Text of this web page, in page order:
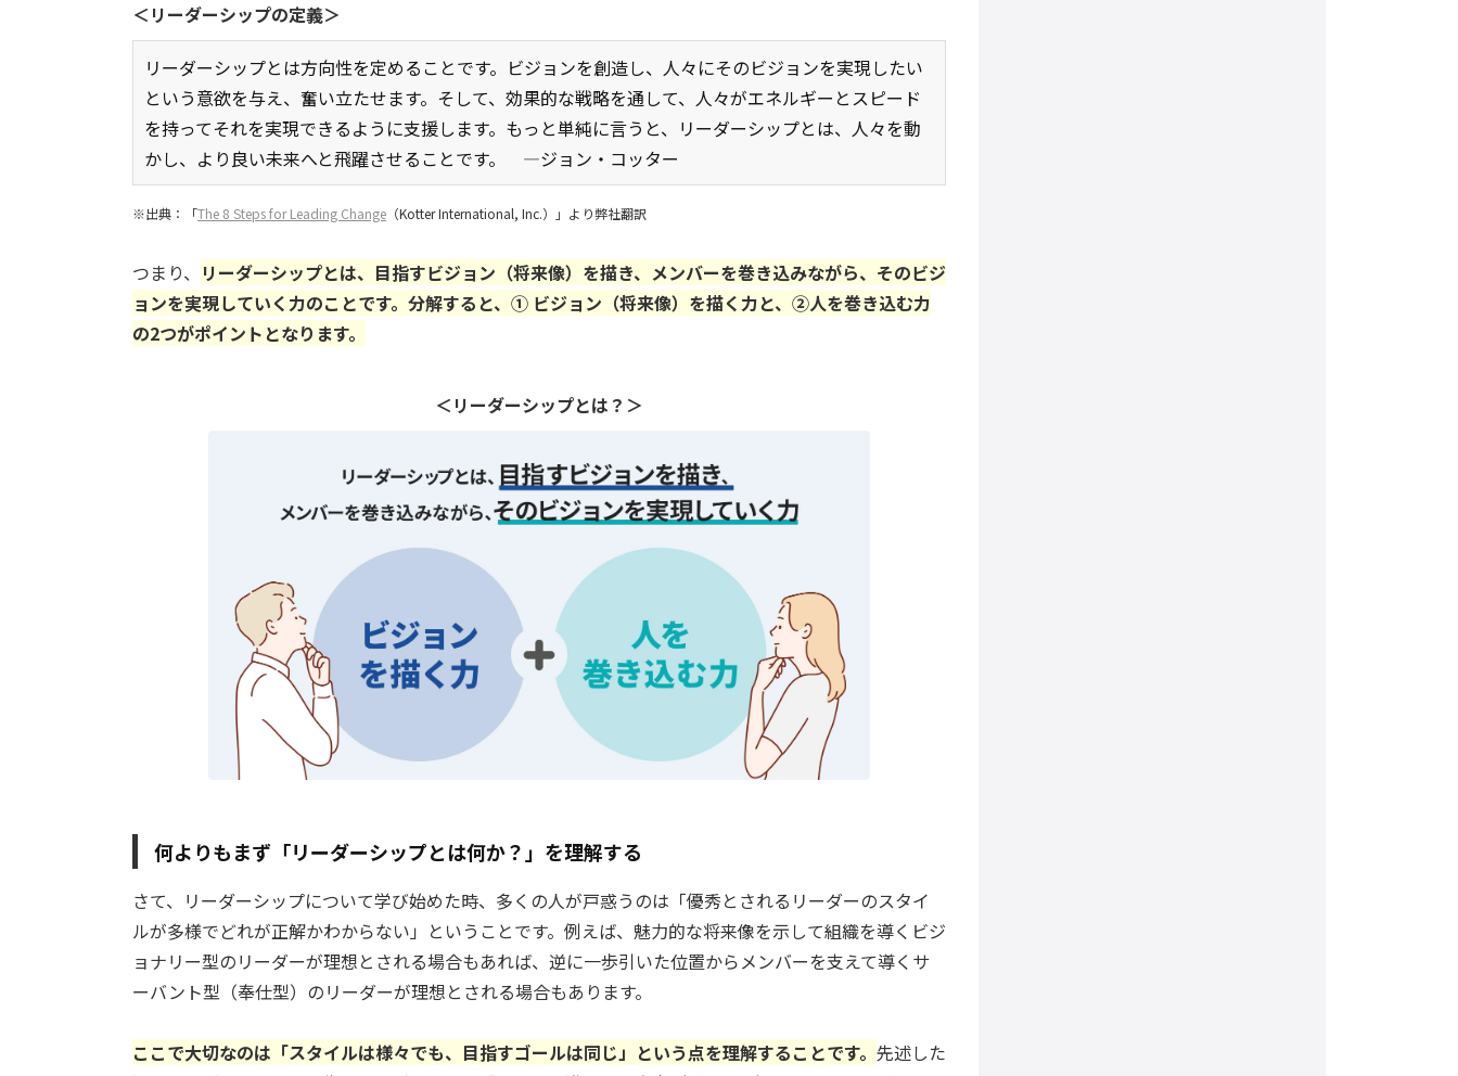
＜リーダーシップの定義＞
リーダーシップとは方向性を定めることです。ビジョンを創造し、人々にそのビジョンを実現したい
という意欲を与え、奮い立たせます。そして、効果的な戦略を通して、人々がエネルギーとスピード
を持ってそれを実現できるように支援します。もっと単純に言うと、リーダーシップとは、人々を動
かし、より良い未来へと飛躍させることです。 ―ジョン・コッター
※出典：「The 8 Steps for Leading Change （Kotter International, Inc.）」より弊社翻訳
つまり、 リーダーシップとは、目指すビジョン（将来像）を描き、メンバーを巻き込みながら、そのビジ
ョンを実現していく力のことです。分解すると、① ビジョン（将来像）を描く力と、②人を巻き込む力
の2つがポイントとなります。
＜リーダーシップとは？＞
何よりもまず「リーダーシップとは何か？」を理解する
さて、リーダーシップについて学び始めた時、多くの人が戸惑うのは「優秀とされるリーダーのスタイ
ルが多様でどれが正解かわからない」ということです。例えば、魅力的な将来像を示して組織を導くビジ
ョナリー型のリーダーが理想とされる場合もあれば、逆に一歩引いた位置からメンバーを支えて導くサ
ーバント型（奉仕型）のリーダーが理想とされる場合もあります。
ここで大切なのは「スタイルは様々でも、目指すゴールは同じ」という点を理解することです。 先述した